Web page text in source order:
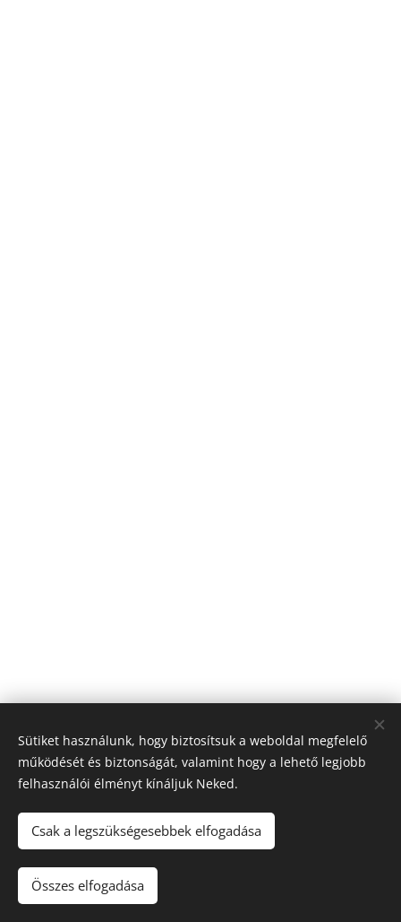
© 2026 Nagyfólia Kft. Minden jog fenntartva
Sütik
Sütiket használunk, hogy biztosítsuk a weboldal megfelelő
működését és biztonságát, valamint hogy a lehető legjobb
felhasználói élményt kínáljuk Neked.
Csak a legszükségesebbek elfogadása
Összes elfogadása